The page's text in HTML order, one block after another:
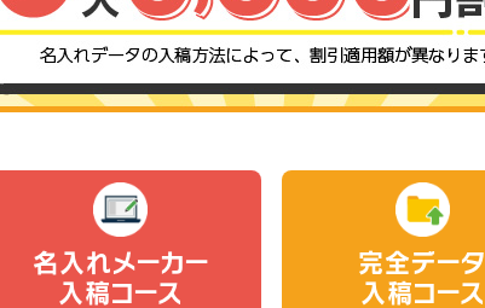
名入れメーカー
入稿コース
完全データ
入稿コース